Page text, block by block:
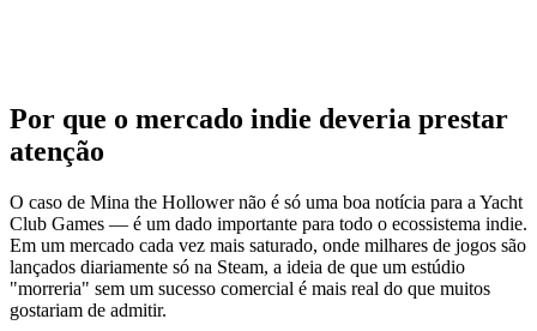
Por que o mercado indie deveria prestar
atenção
O caso de Mina the Hollower não é só uma boa notícia para a Yacht
Club Games — é um dado importante para todo o ecossistema indie.
Em um mercado cada vez mais saturado, onde milhares de jogos são
lançados diariamente só na Steam, a ideia de que um estúdio
"morreria" sem um sucesso comercial é mais real do que muitos
gostariam de admitir.